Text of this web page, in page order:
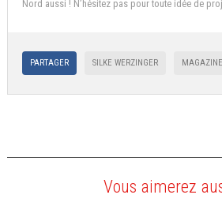
Nord aussi ! N’hésitez pas pour toute idée de
PARTAGER SILKE WERZINGER MAGAZINE
Vous aimerez